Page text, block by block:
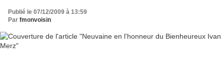
Publié le 07/12/2009 à 13:59
Par fmonvoisin